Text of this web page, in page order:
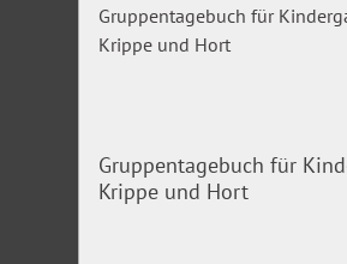
Gruppentagebuch für
Krippe und Hort